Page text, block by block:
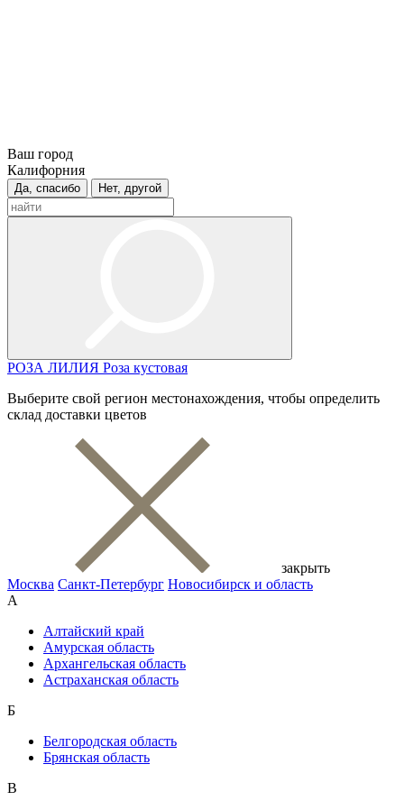
Ваш город
Калифорния
Да, спасибо Нет, другой
РОЗА ЛИЛИЯ Роза кустовая
Выберите свой регион местонахождения, чтобы определить
склад доставки цветов
закрыть
Москва Санкт-Петербург Новосибирск и область
А
Алтайский край
Амурская область
Архангельская область
Астраханская область
Б
Белгородская область
Брянская область
В